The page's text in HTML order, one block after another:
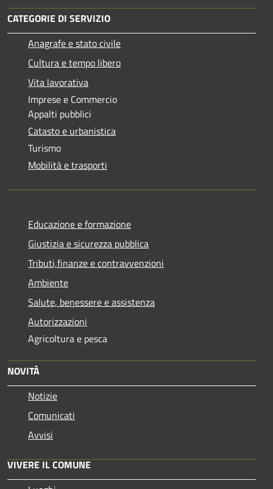
CATEGORIE DI SERVIZIO
Anagrafe e stato civile
Cultura e tempo libero
Vita lavorativa
Imprese e Commercio
Appalti pubblici
Catasto e urbanistica
Turismo
Mobilità e trasporti
Educazione e formazione
Giustizia e sicurezza pubblica
Tributi,finanze e contravvenzioni
Ambiente
Salute, benessere e assistenza
Autorizzazioni
Agricoltura e pesca
NOVITÀ
Notizie
Comunicati
Avvisi
VIVERE IL COMUNE